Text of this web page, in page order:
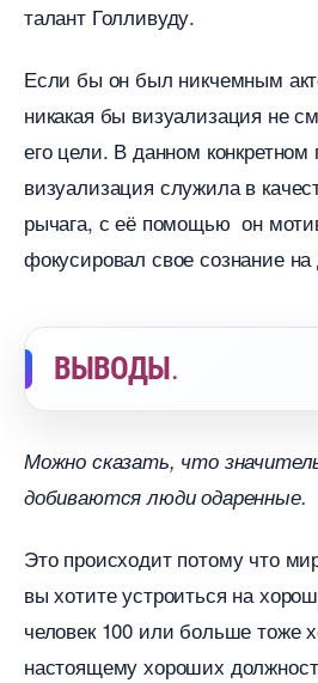
талант Голливуду.
Если бы он был никчемным
никакая бы визуализация не
его цели. В данном
изуализация служила в
рычага, с её помощью он
фокусировал свое сознание
ЫВОДЫ.
Можно сказать, что
добиваются люди одаренные.
Это происходит потому что
ы хотите устроиться на
человек 100 или больше тоже
настоящему хороших